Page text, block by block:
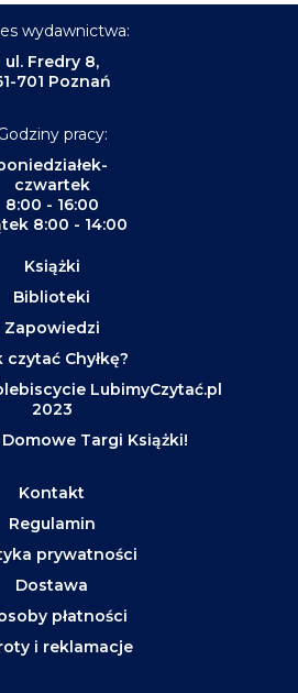
wydawnictwa:
ul. Fredry 8,
701 Poznań
pracy:
czwartek
8:00 - 16:00
8:00 - 14:00
Książki
Biblioteki
Zapowiedzi
czytać Chyłkę?
LubimyCzytać.pl
2023
Targi Książki!
Kontakt
Regulamin
prywatności
Dostawa
płatności
i reklamacje